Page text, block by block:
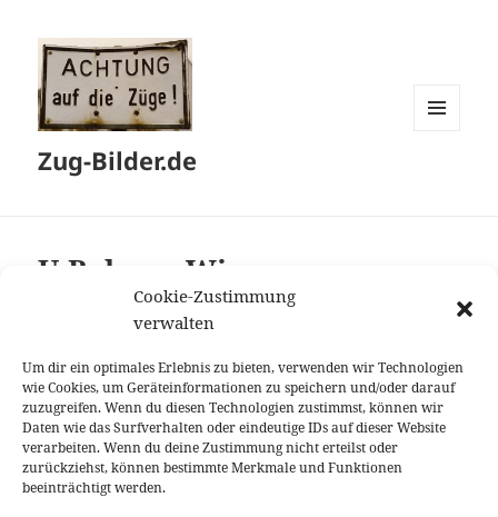
Cookie-Zustimmung
verwalten
Um dir ein optimales Erlebnis zu bieten, verwenden wir Technologien
wie Cookies, um Geräteinformationen zu speichern und/oder darauf
zuzugreifen. Wenn du diesen Technologien zustimmst, können wir
Daten wie das Surfverhalten oder eindeutige IDs auf dieser Website
verarbeiten. Wenn du deine Zustimmung nicht erteilst oder
zurückziehst, können bestimmte Merkmale und Funktionen
beeinträchtigt werden.
Zug-Bilder.de
U-Bahnen Wien
V/v